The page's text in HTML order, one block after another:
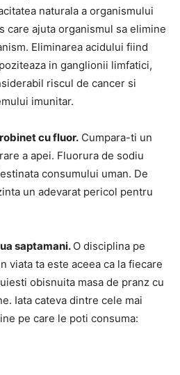
naturala a organismului
care ajuta organismul sa elimine
Eliminarea acidului fiind
in ganglionii limfatici,
riscul de cancer si
imunitar.
cu fluor. Cumpara-ti un
a apei. Fluorura de sodiu
consumului uman. De
un adevarat pericol pentru
saptamani. O disciplina pe
viata ta este aceea ca la fiecare
obisnuita masa de pranz cu
Iata cateva dintre cele mai
pe care le poti consuma: